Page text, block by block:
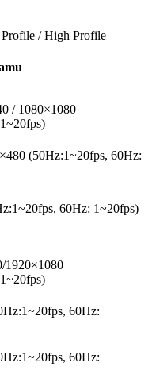
/ High Profile
/ 1080×1080
(50Hz:1~20fps, 60Hz:
60Hz: 1~20fps)
1920×1080
60Hz:
60Hz: